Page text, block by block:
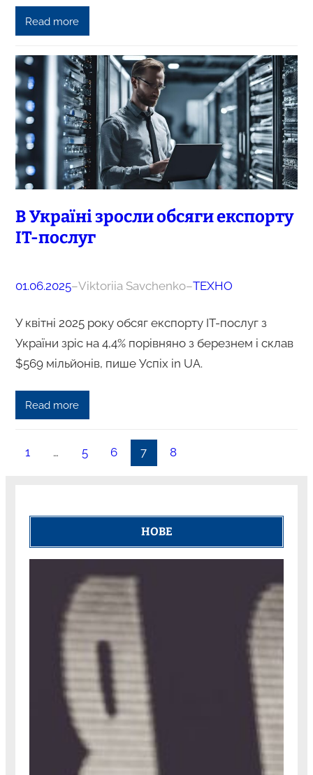
Read more
В Україні зросли обсяги експорту
IT-послуг
01.06.2025–Viktoriia Savchenko–ТЕХНО
У квітні 2025 року обсяг експорту IT-послуг з
України зріс на 4,4% порівняно з березнем і склав
$569 мільйонів, пише Успіх in UA.
Read more
1 … 5 6 7 8
НОВЕ